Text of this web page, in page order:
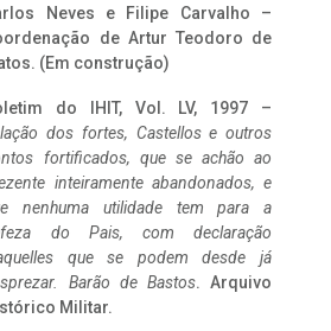
Neves e Filipe Carvalho –
de Artur Teodoro de
(Em construção)
do IHIT, Vol. LV, 1997 –
dos fortes, Castellos e outros
fortificados, que se achão ao
inteiramente abandonados, e
nenhuma utilidade tem para a
do Pais, com declaração
que se podem desde já
Barão de Bastos. Arquivo
Militar.